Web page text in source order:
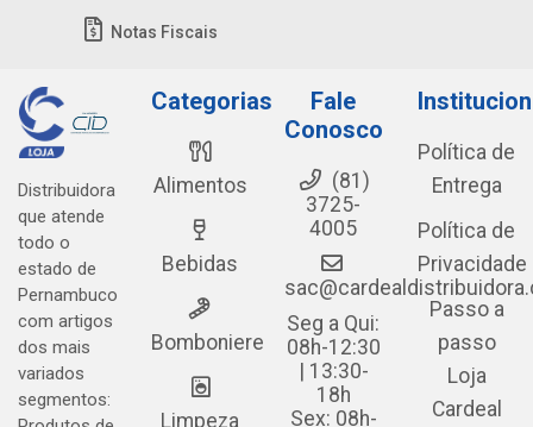
Notas Fiscais
Distribuidora
que atende
todo o
estado de
Pernambuco
com artigos
dos mais
variados
segmentos:
Categorias
Alimentos
Bebidas
Bomboniere
Limpeza
Fale
Conosco
(81)
3725-
4005
Seg a Qui:
08h-12:30
| 13:30-
18h
Sex: 08h-
Política de
Entrega
Política de
Privacidade
Passo a
passo
Loja
Cardeal